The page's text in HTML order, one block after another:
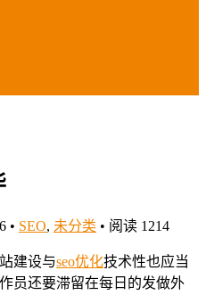
• SEO, 未分类 • 阅读 1214
建设与seo优化技术性也应当
员还要滞留在每日的发做外